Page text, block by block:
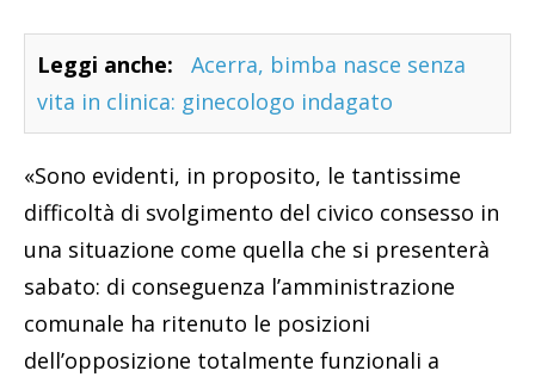
Leggi anche:
Acerra, bimba nasce senza
vita in clinica: ginecologo indagato
«Sono evidenti, in proposito, le tantissime
difficoltà di svolgimento del civico consesso in
una situazione come quella che si presenterà
sabato: di conseguenza l’amministrazione
comunale ha ritenuto le posizioni
dell’opposizione totalmente funzionali a